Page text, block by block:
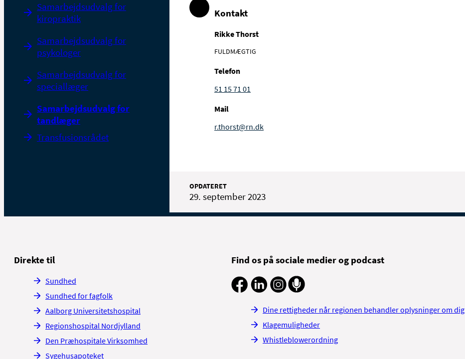
Samarbejdsudvalg for
kiropraktik
Samarbejdsudvalg for
psykologer
Samarbejdsudvalg for
speciallæger
Samarbejdsudvalg for
tandlæger
Transfusionsrådet
Kontakt
Rikke Thorst
FULDMÆGTIG
Telefon
51 15 71 01
Mail
r.thorst@rn.dk
OPDATERET
29. september 2023
Direkte til
Sundhed
Sundhed for fagfolk
Aalborg Universitetshospital
Regionshospital Nordjylland
Den Præhospitale Virksomhed
Sygehusapoteket
Find os på sociale medier og podcast
Dine rettigheder når regionen behandler oplysninger om dig
Klagemuligheder
Whistleblowerordning